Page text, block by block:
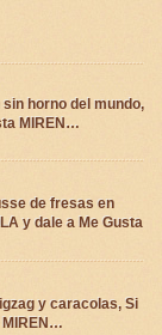
horno del mundo,
MIREN…
de fresas en
y dale a Me Gusta
y caracolas, Si
MIREN…